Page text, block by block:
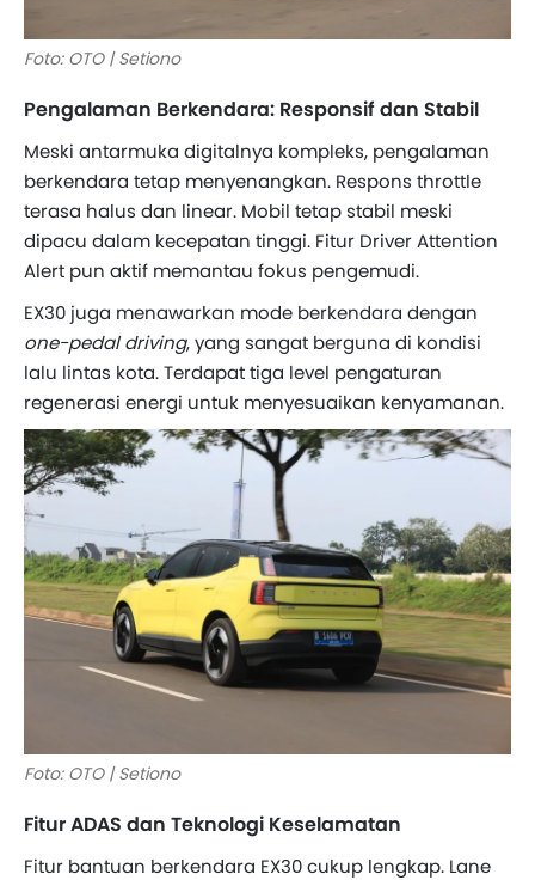
Foto: OTO | Setiono
Pengalaman Berkendara: Responsif dan Stabil
Meski antarmuka digitalnya kompleks, pengalaman
berkendara tetap menyenangkan. Respons throttle
terasa halus dan linear. Mobil tetap stabil meski
dipacu dalam kecepatan tinggi. Fitur Driver Attention
Alert pun aktif memantau fokus pengemudi.
EX30 juga menawarkan mode berkendara dengan
one-pedal driving, yang sangat berguna di kondisi
lalu lintas kota. Terdapat tiga level pengaturan
regenerasi energi untuk menyesuaikan kenyamanan.
Foto: OTO | Setiono
Fitur ADAS dan Teknologi Keselamatan
Fitur bantuan berkendara EX30 cukup lengkap. Lane